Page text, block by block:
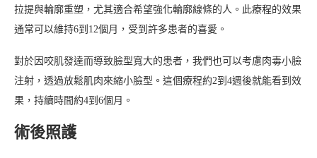
拉提與輪廓重塑，尤其適合希望強化輪廓線條的人。此療程的效果
通常可以維持6到12個月，受到許多患者的喜愛。
對於因咬肌發達而導致臉型寬大的患者，我們也可以考慮肉毒小臉
注射，透過放鬆肌肉來縮小臉型。這個療程約2到4週後就能看到效
果，持續時間約4到6個月。
術後照護